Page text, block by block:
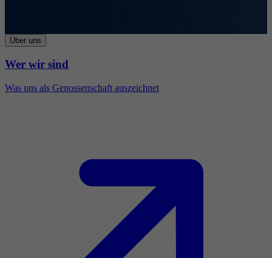
Über uns
Wer wir sind
Was uns als Genossenschaft auszeichnet